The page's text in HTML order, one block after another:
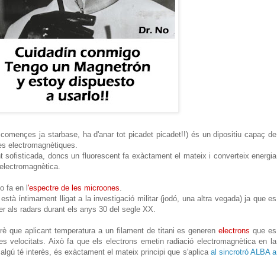
ja starbase, ha d'anar tot picadet picadet!!) és un dipositiu capaç de
electromagnètiques.
sofisticada, doncs un fluorescent fa exàctament el mateix i converteix energia
fa en l'espectre de les microones
íntimament lligat a la investigació militar (jodó, una altra vegada) ja que es
als radars durant els anys 30 del segle XX.
que aplicant temperatura a un filament de titani es generenelectrons que es
velocitats. Això fa que els electrons emetin radiació electromagnètica en la
té interès, és exàctament el mateix principi que s'aplica al sincrotró ALBA a